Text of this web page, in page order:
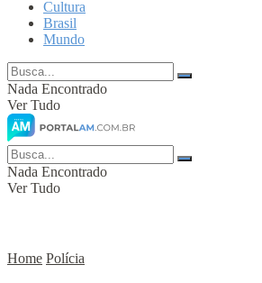
Cultura
Brasil
Mundo
Nada Encontrado
Ver Tudo
Nada Encontrado
Ver Tudo
Home Polícia